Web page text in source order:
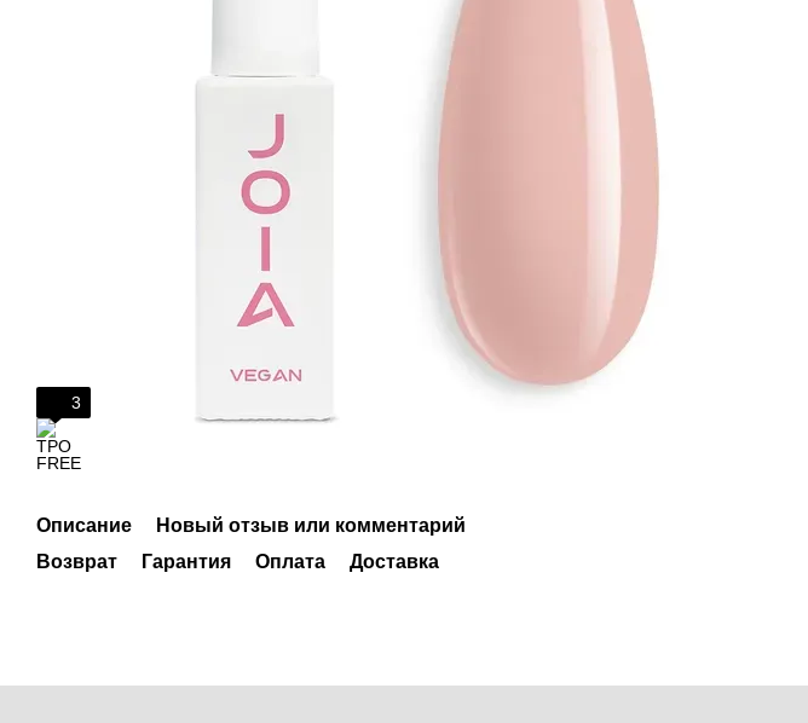
3
Описание
Новый отзыв или комментарий
Возврат
Гарантия Оплата Доставка